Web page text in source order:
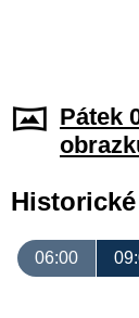
Pátek
06:00